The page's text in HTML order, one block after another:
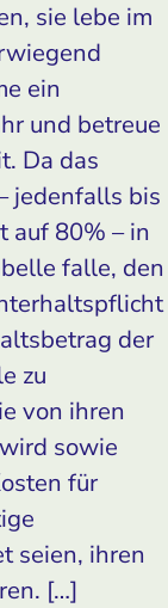
sie lebe im
ein
und betreue
Da das
jedenfalls bis
auf 80% – in
falle, den
der
zu
von ihren
sowie
für
seien, ihren
[…]